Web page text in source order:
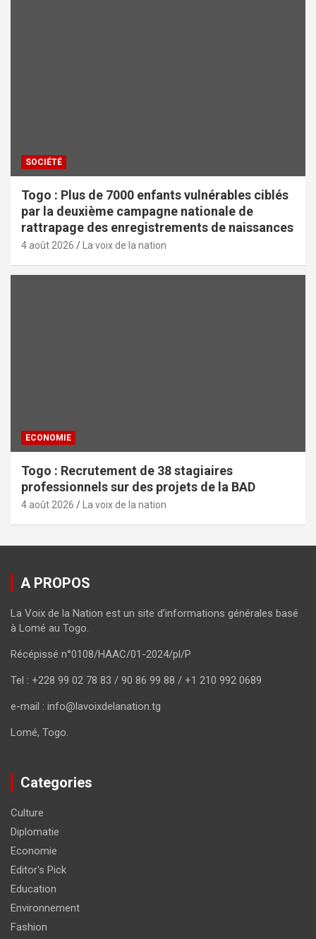
SOCIÉTÉ
Togo : Plus de 7000 enfants vulnérables ciblés
par la deuxième campagne nationale de
rattrapage des enregistrements de naissances
4 août 2026 La voix de la nation
ECONOMIE
Togo : Recrutement de 38 stagiaires
professionnels sur des projets de la BAD
4 août 2026 La voix de la nation
A PROPOS
La Voix de la Nation est un site d’informations générales basé
à Lomé au Togo.
Récépissé n°0108/HAAC/01-2024/pl/P
Tel : +228 99 02 78 83 / 90 86 99 88 / +1 210 992 0689
e-mail : info@lavoixdelanation.tg
Lomé, Togo.
Categories
Culture
Diplomatie
Economie
Editor's Pick
Education
Environnement
Fashion